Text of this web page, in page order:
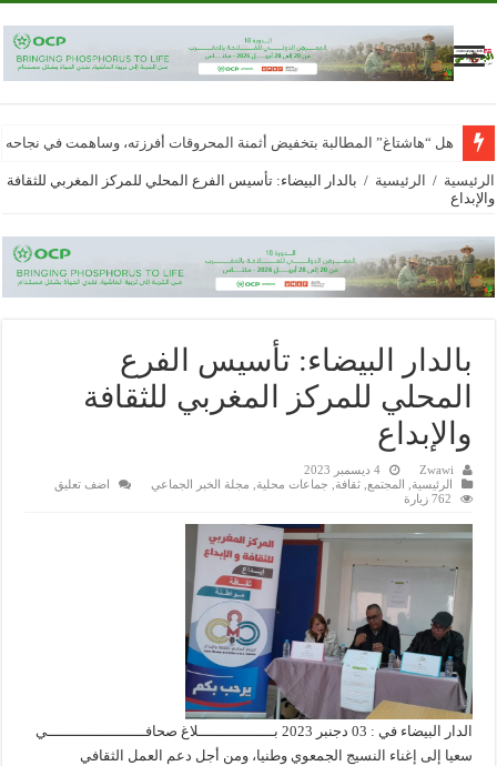
هل “هاشتاغ” المطالبة بتخفيض أثمنة المحروقات أفرزته، وساهمت في
الرئيسية / الرئيسية / بالدار البيضاء: تأسيس الفرع المحلي للمركز المغربي للثقافة
والإبداع
بالدار البيضاء: تأسيس الفرع
المحلي للمركز المغربي للثقافة
والإبداع
Zwawi
4 ديسمبر 2023
الرئيسية
المجتمع ,ثقافة جماعات محلية مجلة الخبر الجماعي
اضف تعليق
762 زيارة
الدار البيضاء في : 03 دجنبر 2023 بـــــــــــــــــلاغ صحافــــــــــــــــــــــي
سعيا إلى إغناء النسيج الجمعوي وطنيا، ومن أجل دعم العمل الثقافي